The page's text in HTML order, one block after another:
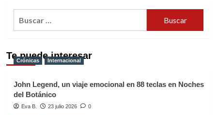
Te puede interesar
Crónicas Internacional
John Legend, un viaje emocional en 88 teclas en Noches
del Botánico
Eva B. 23 julio 2026 0